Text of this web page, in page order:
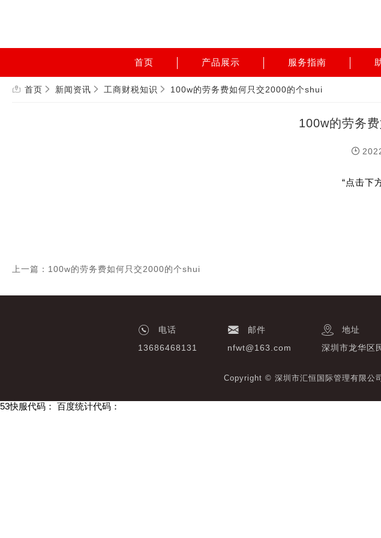
首页 产品展示 服务指南
首页 新闻资讯 工商财税知识 100w的劳务费如何只交2000的个shui
100w的劳务
“点击下
上一篇：100w的劳务费如何只交2000的个shui
电话
13686468131
邮件
nfwt@163.com
地址
深圳市龙华区
Copyright © 深圳市汇恒国际管理有限公
53快服代码： 百度统计代码：